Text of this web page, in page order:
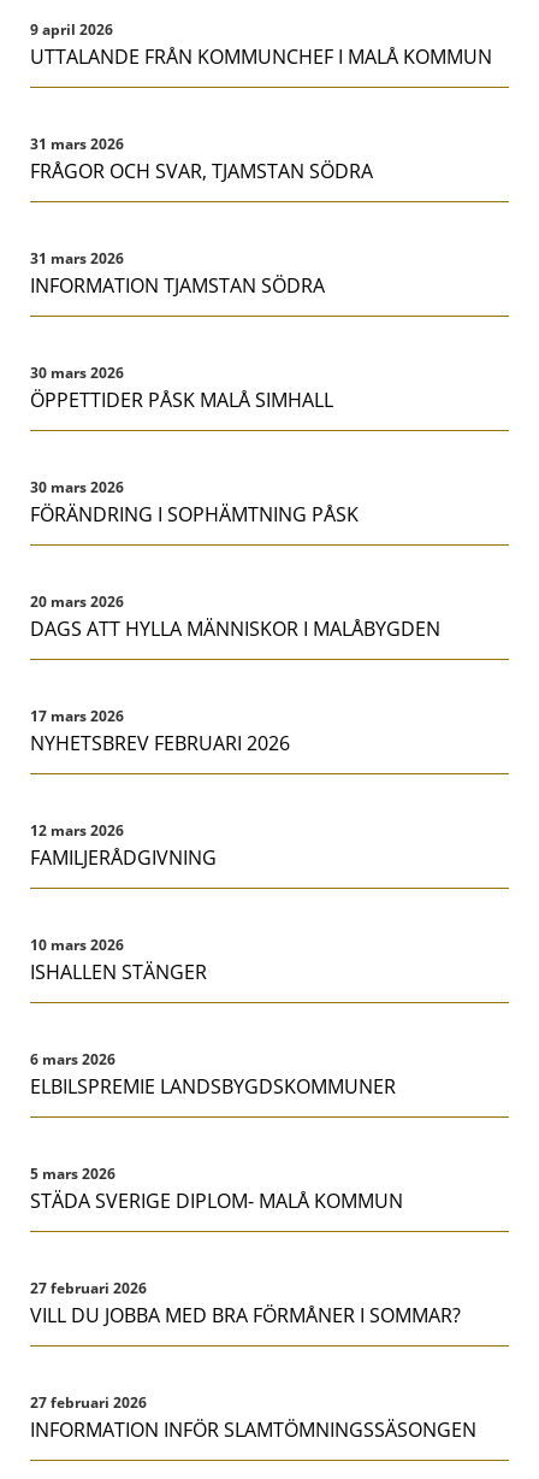
9 april 2026
UTTALANDE FRÅN KOMMUNCHEF I MALÅ KOMMUN
31 mars 2026
FRÅGOR OCH SVAR, TJAMSTAN SÖDRA
31 mars 2026
INFORMATION TJAMSTAN SÖDRA
30 mars 2026
ÖPPETTIDER PÅSK MALÅ SIMHALL
30 mars 2026
FÖRÄNDRING I SOPHÄMTNING PÅSK
20 mars 2026
DAGS ATT HYLLA MÄNNISKOR I MALÅBYGDEN
17 mars 2026
NYHETSBREV FEBRUARI 2026
12 mars 2026
FAMILJERÅDGIVNING
10 mars 2026
ISHALLEN STÄNGER
6 mars 2026
ELBILSPREMIE LANDSBYGDSKOMMUNER
5 mars 2026
STÄDA SVERIGE DIPLOM- MALÅ KOMMUN
27 februari 2026
VILL DU JOBBA MED BRA FÖRMÅNER I SOMMAR?
27 februari 2026
INFORMATION INFÖR SLAMTÖMNINGSSÄSONGEN